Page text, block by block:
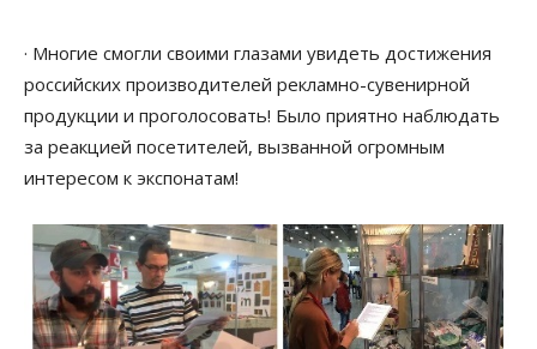
· Многие cмогли своими глазами увидеть достижения
российских производителей рекламно-сувенирной
продукции и проголосовать! Было приятно наблюдать
за реакцией посетителей, вызванной огромным
интересом к экспонатам!